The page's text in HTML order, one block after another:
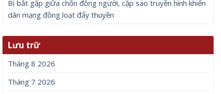
Bị bắt gặp giữa chốn đông người, cặp sao truyền hình khiến
dân mạng đồng loạt đẩy thuyền
Lưu trữ
Tháng 8 2026
Tháng 7 2026